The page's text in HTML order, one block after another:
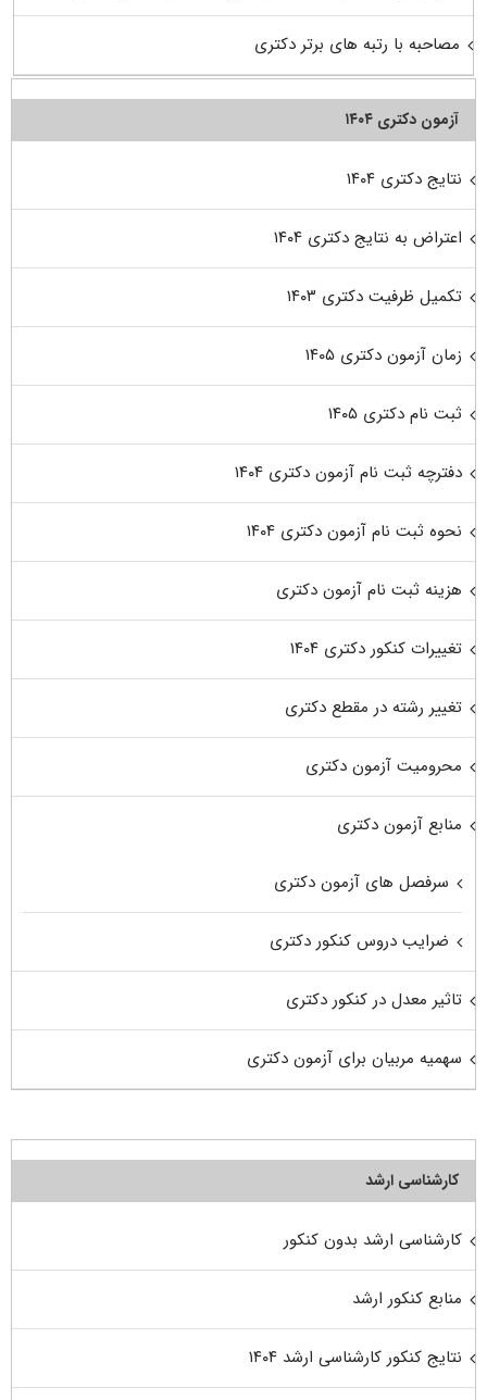
مصاحبه با رتبه های برتر دکتری
آزمون دکتری ۱۴۰۴
نتایج دکتری ۱۴۰۴
اعتراض به نتایج دکتری ۱۴۰۴
تکمیل ظرفیت دکتری ۱۴۰۳
زمان آزمون دکتری ۱۴۰۵
ثبت نام دکتری ۱۴۰۵
دفترچه ثبت نام آزمون دکتری ۱۴۰۴
نحوه ثبت نام آزمون دکتری ۱۴۰۴
هزینه ثبت نام آزمون دکتری
تغییرات کنکور دکتری ۱۴۰۴
تغییر رشته در مقطع دکتری
محرومیت آزمون دکتری
منابع آزمون دکتری
سرفصل های آزمون دکتری
ضرایب دروس کنکور دکتری
تاثیر معدل در کنکور دکتری
سهمیه مربیان برای آزمون دکتری
کارشناسی ارشد
کارشناسی ارشد بدون کنکور
منابع کنکور ارشد
نتایج کنکور کارشناسی ارشد ۱۴۰۴